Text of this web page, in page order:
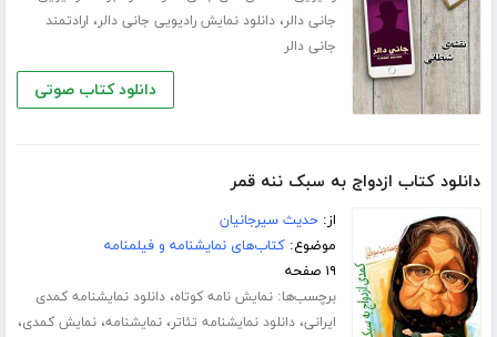
جانی دالر،دانلود نمایش رادیویی جانی دالر، ارادتمند
جانی دالر
دانلود کتاب صوتی
دانلود کتاب ازدواج به سبک ننه قمر
از:حدیث سیرجانیان
موضوع:کتاب‌های نمایشنامه و فیلمنامه
۱۹ صفحه
برچسب‌ها:نمایش نامه کوتاه،دانلود نمایشنامه کمدی
ایرانی،دانلود نمایشنامه تئاتر،نمایشنامه،نمایش کمدی،